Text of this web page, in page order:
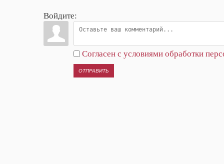
Войдите:
Согласен с условиями обработки
ОТПРАВИТЬ